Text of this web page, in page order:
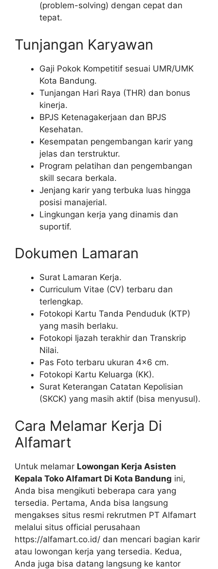
(problem-solving) dengan cepat dan
tepat.
Tunjangan Karyawan
Gaji Pokok Kompetitif sesuai UMR/UMK
Kota Bandung.
Tunjangan Hari Raya (THR) dan bonus
kinerja.
BPJS Ketenagakerjaan dan BPJS
Kesehatan.
Kesempatan pengembangan karir yang
jelas dan terstruktur.
Program pelatihan dan pengembangan
skill secara berkala.
Jenjang karir yang terbuka luas hingga
posisi manajerial.
Lingkungan kerja yang dinamis dan
suportif.
Dokumen Lamaran
Surat Lamaran Kerja.
Curriculum Vitae (CV) terbaru dan
terlengkap.
Fotokopi Kartu Tanda Penduduk (KTP)
yang masih berlaku.
Fotokopi Ijazah terakhir dan Transkrip
Nilai.
Pas Foto terbaru ukuran 4×6 cm.
Fotokopi Kartu Keluarga (KK).
Surat Keterangan Catatan Kepolisian
(SKCK) yang masih aktif (bisa menyusul).
Cara Melamar Kerja Di
Alfamart
Untuk melamar Lowongan Kerja Asisten
Kepala Toko Alfamart Di Kota Bandung ini,
Anda bisa mengikuti beberapa cara yang
tersedia. Pertama, Anda bisa langsung
mengakses situs resmi rekrutmen PT Alfamart
melalui situs official perusahaan
https://alfamart.co.id/ dan mencari bagian karir
atau lowongan kerja yang tersedia. Kedua,
Anda juga bisa datang langsung ke kantor